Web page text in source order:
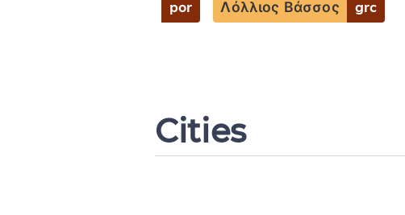
por Λόλλιος Βάσσος grc
Cities